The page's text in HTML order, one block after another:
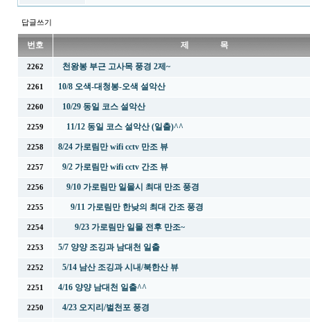
답글쓰기
번호 제 목
2262 천왕봉 부근 고사목 풍경 2제~
2261 10/8 오색-대청봉-오색 설악산
2260 10/29 동일 코스 설악산
2259 11/12 동일 코스 설악산 (일출)^^
2258 8/24 가로림만 wifi cctv 만조 뷰
2257 9/2 가로림만 wifi cctv 간조 뷰
2256 9/10 가로림만 일몰시 최대 만조 풍경
2255 9/11 가로림만 한낮의 최대 간조 풍경
2254 9/23 가로림만 일몰 전후 만조~
2253 5/7 양양 조깅과 남대천 일출
2252 5/14 남산 조깅과 시내/북한산 뷰
2251 4/16 양양 남대천 일출^^
2250 4/23 오지리/벌천포 풍경